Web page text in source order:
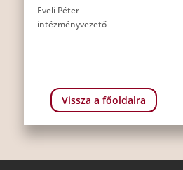
Eveli Péter
intézményvezető
Vissza a főoldalra